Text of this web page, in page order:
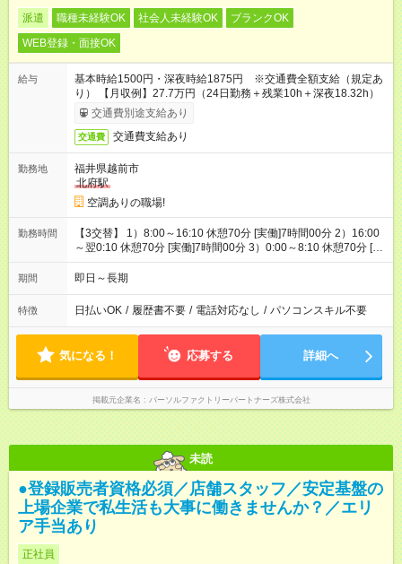
派遣 職種未経験OK 社会人未経験OK
ブランクOK
WEB登録・面接OK
給与
基本時給1500円・深夜時給1875円 ※交通費全額支給（規定あ
り） 【月収例】27.7万円（24日勤務＋残業10h＋深夜18.32h）
交通費別途支給あり
交通費 交通費支給あり
勤務地
福井県越前市
北府駅
空調ありの職場!
勤務時間
【3交替】 1）8:00～16:10 休憩70分 [実働]7時間00分 2）16:00
～翌0:10 休憩70分 [実働]7時間00分 3）0:00～8:10 休憩70分 [実
働]7時間00分
期間 即日～長期
特徴 日払いOK / 履歴書不要 / 電話対応なし / パソコンスキル不要
気になる！ 応募する 詳細へ
掲載元企業名 パーソルファクトリーパートナーズ株式会社
未読
●登録販売者資格必須／店舗スタッフ／安定基盤の
上場企業で私生活も大事に働きませんか？／エリ
ア手当あり
正社員